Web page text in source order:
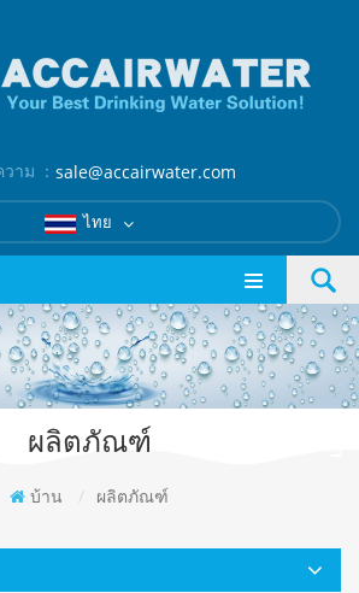
าม ： sale@accairwater.com
ไทย
ผลิตภัณฑ์
บ้าน / ผลิตภัณฑ์